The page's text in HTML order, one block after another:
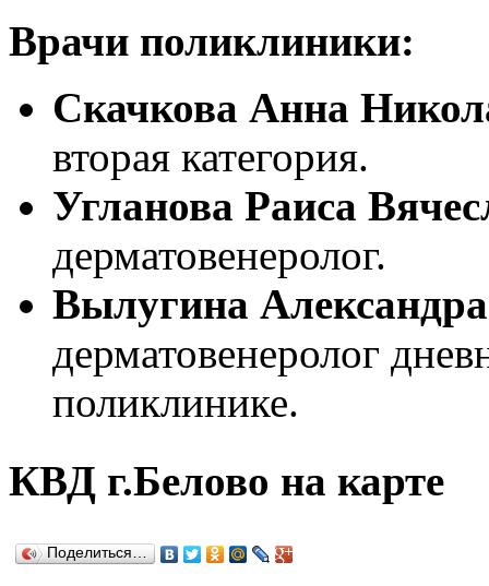
Врачи поликлиники:
Скачкова Анна
вторая категория.
Угланова Раиса
дерматовенеролог.
Вылугина
дерматовенеролог
поликлинике.
КВД г.Белово на карте
Поделиться…